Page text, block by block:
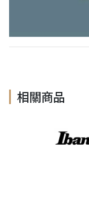
相關商品